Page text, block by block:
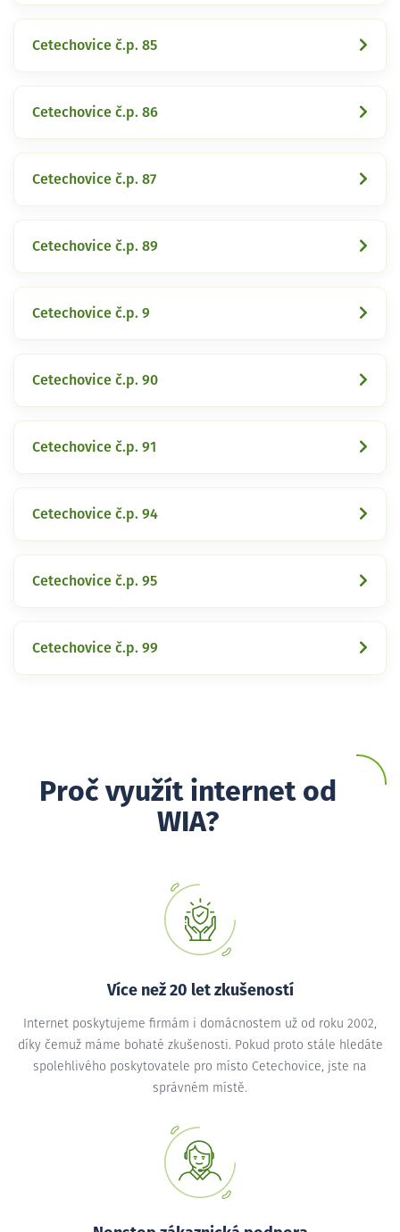
Cetechovice č.p. 85
Cetechovice č.p. 86
Cetechovice č.p. 87
Cetechovice č.p. 89
Cetechovice č.p. 9
Cetechovice č.p. 90
Cetechovice č.p. 91
Cetechovice č.p. 94
Cetechovice č.p. 95
Cetechovice č.p. 99
Proč využít internet od
WIA?
Více než 20 let zkušeností
Internet poskytujeme firmám i domácnostem už od roku 2002,
díky čemuž máme bohaté zkušenosti. Pokud proto stále hledáte
spolehlivého poskytovatele pro místo Cetechovice, jste na
správném místě.